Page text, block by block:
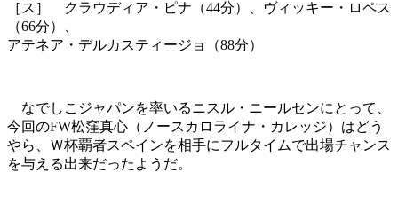
［ス］ クラウディア・ピナ（44分）、ヴィッキー・ロペス
（66分）、
アテネア・デルカスティージョ（88分）
なでしこジャパンを率いるニスル・ニールセンにとって、
今回のFW松窪真心（ノースカロライナ・カレッジ）はどう
やら、Ｗ杯覇者スペインを相手にフルタイムで出場チャンス
を与える出来だったようだ。